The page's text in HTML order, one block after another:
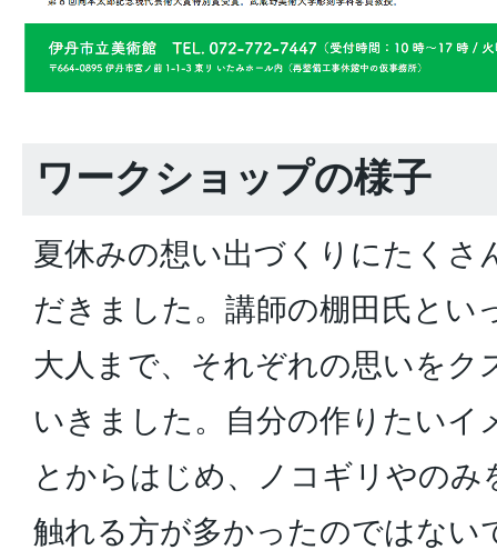
ワークショップの様子
夏休みの想い出づくりにたくさ
だきました。講師の棚田氏とい
大人まで、それぞれの思いをク
いきました。自分の作りたいイ
とからはじめ、ノコギリやのみ
触れる方が多かったのではない